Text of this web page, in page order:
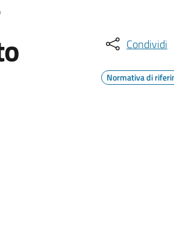
Condividi
Normativa di